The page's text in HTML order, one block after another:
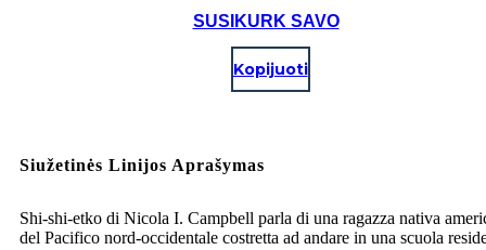
SUSIKURK SAVO
Kopijuoti
Siužetinės Linijos Aprašymas
Shi-shi-etko di Nicola I. Campbell parla di una ragazza nativa
del Pacifico nord-occidentale costretta ad andare in una scuola